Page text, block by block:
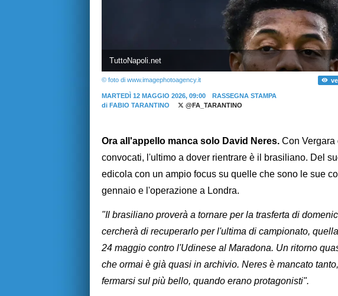
TuttoNapoli.net
© foto di www.imagephotoagency.it
MARTEDÌ 12 MAGGIO 2026, 09:00
RASSEGNA STAMPA
di FABIO TARANTINO @FA_TARANTINO
Ora all'appello manca solo David Neres. Con Vergara
convocati, l'ultimo a dover rientrare è il brasiliano. Del
edicola con un ampio focus su quelle che sono le sue
gennaio e l'operazione a Londra.
"Il brasiliano proverà a tornare per la trasferta di
cercherà di recuperarlo per l'ultima di campionato,
24 maggio contro l'Udinese al Maradona. Un ritorno
che ormai è già quasi in archivio. Neres è mancato
fermarsi sul più bello, quando erano protagonisti".